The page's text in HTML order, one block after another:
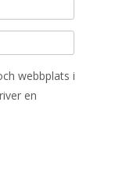
webbplats i
en